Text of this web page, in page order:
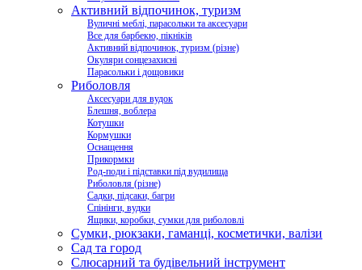
Активний відпочинок, туризм
Вуличні меблі, парасольки та аксесуари
Все для барбекю, пікніків
Активний відпочинок, туризм (різне)
Окуляри сонцезахисні
Парасольки і дощовики
Риболовля
Аксесуари для вудок
Блешня, воблера
Котушки
Кормушки
Оснащення
Прикормки
Род-поди і підставки під вудилища
Риболовля (різне)
Садки, підсаки, багри
Спінінги, вудки
Ящики, коробки, сумки для риболовлі
Сумки, рюкзаки, гаманці, косметички, валізи
Сад та город
Слюсарний та будівельний інструмент